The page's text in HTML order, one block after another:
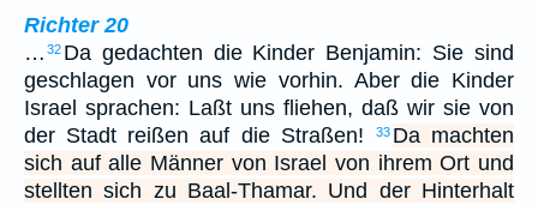
Richter 20
… 32 Da gedachten die Kinder Benjamin: Sie sind
geschlagen vor uns wie vorhin. Aber die Kinder
Israel sprachen: Laßt uns fliehen, daß wir sie von
der Stadt reißen auf die Straßen!
33 Da machten
sich auf alle Männer von Israel von ihrem Ort und
stellten sich zu Baal-Thamar. Und der Hinterhalt